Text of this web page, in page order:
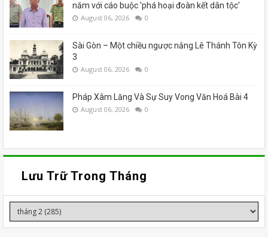
năm với cáo buộc 'phá hoại đoàn kết dân tộc'
August 06, 2026 0
Sài Gòn – Một chiều ngược nắng Lê Thánh Tôn Kỳ
3
August 06, 2026 0
Pháp Xâm Lăng Và Sự Suy Vong Văn Hoá Bài 4
August 06, 2026 0
Lưu Trữ Trong Tháng